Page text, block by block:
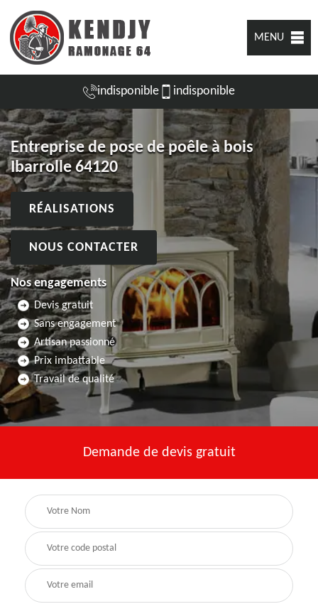
MENU
indisponible indisponible
Entreprise de pose de poêle à bois
Ibarrolle 64120
RÉALISATIONS
NOUS CONTACTER
Nos engagements
Devis gratuit
Sans engagement
Artisan passionné
Prix imbattable
Travail de qualité
Demande de devis gratuit